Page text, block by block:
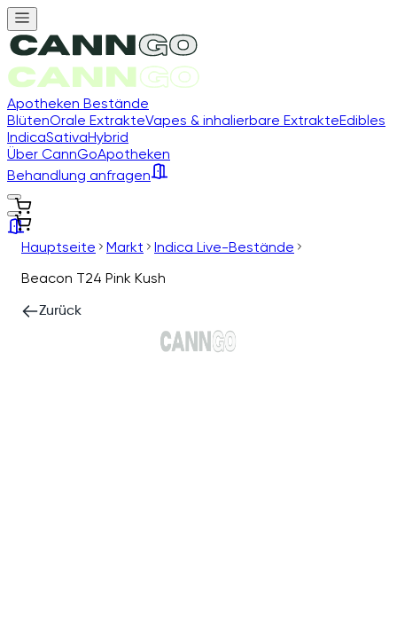
Apotheken Bestände
BlütenOrale ExtrakteVapes & inhalierbare ExtrakteEdibles
IndicaSativaHybrid
Über CannGoApotheken
Behandlung anfragen
Hauptseite Markt
Indica Live-Bestände
Beacon T24 Pink Kush
Zurück